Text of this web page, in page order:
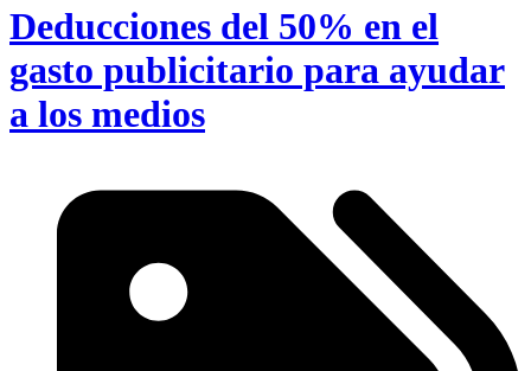
Deducciones del 50% en el
gasto publicitario para ayudar
a los medios